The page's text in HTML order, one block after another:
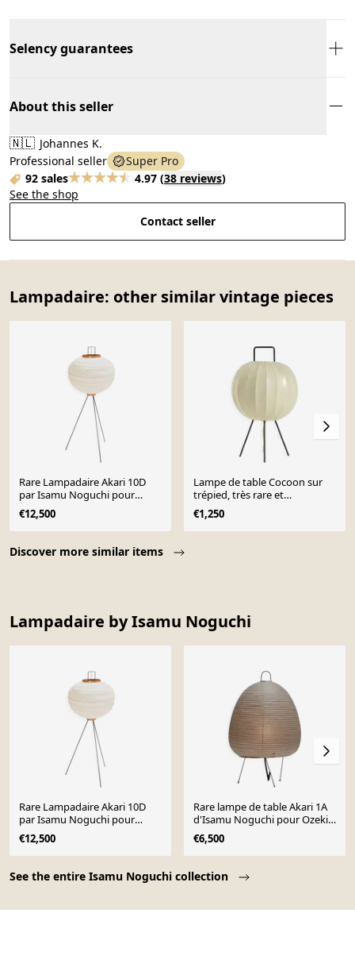
Selency guarantees
About this seller
🇳🇱 Johannes K.
Professional seller
Super Pro
92 sales
4.97 (38 reviews)
See the shop
Contact seller
Lampadaire: other similar vintage pieces
Discover more similar items
Rare Lampadaire Akari 10D
par Isamu Noguchi pour
Ozeki, 1950s
€12,500
Lampe de table Cocoon sur
trépied, très rare et
magnifique, de style Mid-
Century Modern.
€1,250
Lampadaire by Isamu Noguchi
See the entire Isamu Noguchi collection
Rare Lampadaire Akari 10D
par Isamu Noguchi pour
Ozeki, 1950s
€12,500
Rare lampe de table Akari 1A
d'Isamu Noguchi pour Ozeki,
Japon années 1950
€6,500